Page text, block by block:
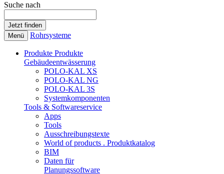
Suche nach
Menü Rohrsysteme
Produkte Produkte
Gebäudeentwässerung
POLO-KAL XS
POLO-KAL NG
POLO-KAL 3S
Systemkomponenten
Tools & Softwareservice
Apps
Tools
Ausschreibungstexte
World of products . Produktkatalog
BIM
Daten für
Planungssoftware